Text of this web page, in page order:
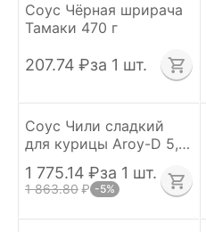
Соус Чёрная шрирача
Тамаки 470 г
207.74 ₽за 1 шт.
Соус Чили сладкий
для курицы Aroy-D 5,4
1 775.14 ₽за 1 шт.
1 863.80₽ -5%